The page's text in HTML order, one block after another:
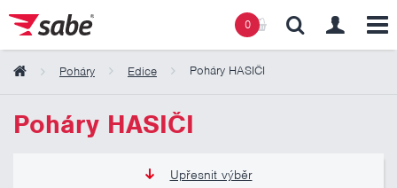
0
Poháry Edice Poháry HASIČI
Poháry HASIČI
Upřesnit výběr
Obsah košíku